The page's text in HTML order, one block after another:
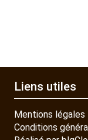
Liens utiles
Mentions légales
Conditions